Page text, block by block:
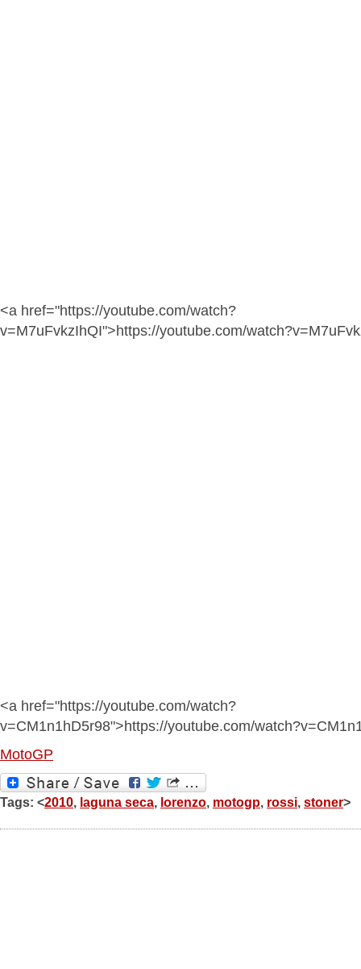
<a href="https://youtube.com/watch?
v=M7uFvkzIhQI">https://youtube.com/
<a href="https://youtube.com/watch?
v=CM1n1hD5r98">https://youtube.com/
MotoGP
Tags: <2010, laguna seca, lorenzo, motogp, rossi, stoner>